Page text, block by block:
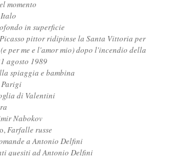
momento
in superficie
pittor ridipinse la Santa Vittoria per
per me e l'amor mio) dopo l'incendio della
agosto 1989
spiaggia e bambina
Parigi
di Valentini
Nabokov
Farfalle russe
a Antonio Delfini
quesiti ad Antonio Delfini